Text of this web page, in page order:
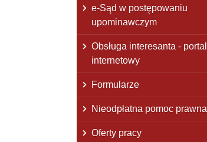
e-Sąd w postępowaniu
upominawczym
Obsługa interesanta - portal
internetowy
Formularze
Nieodpłatna pomoc prawna
Oferty pracy